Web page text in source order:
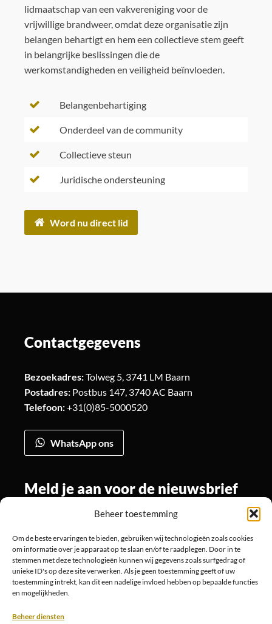
Beheer toestemming
Om de beste ervaringen te bieden, gebruiken wij technologieën zoals cookies
om informatie over je apparaat op te slaan en/of te raadplegen. Door in te
stemmen met deze technologieën kunnen wij gegevens zoals surfgedrag of
unieke ID's op deze site verwerken. Als je geen toestemming geeft of uw
toestemming intrekt, kan dit een nadelige invloed hebben op bepaalde functies
en mogelijkheden.
Beheer diensten
lidmaatschap van een vakvereniging voor de
vrijwillige brandweer, omdat deze organisatie zijn
belangen behartigt en hem een collectieve stem geeft
in belangrijke beslissingen die de
werkomstandigheden en veiligheid beïnvloeden.
Belangenbehartiging
Onderdeel van de community
Collectieve steun
Juridische ondersteuning
Word nu direct lid
Contactgegevens
Bezoekadres:Tolweg 5, 3741 LM Baarn
Postadres: Postbus 147, 3740 AC Baarn
Telefoon:+31(0)85-5000520
WhatsApp ons
Meld je aan voor de nieuwsbrief
Volg ons